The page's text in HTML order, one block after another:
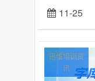
情形，修机没
障手机还找不
11-25
迅维培训资
讯